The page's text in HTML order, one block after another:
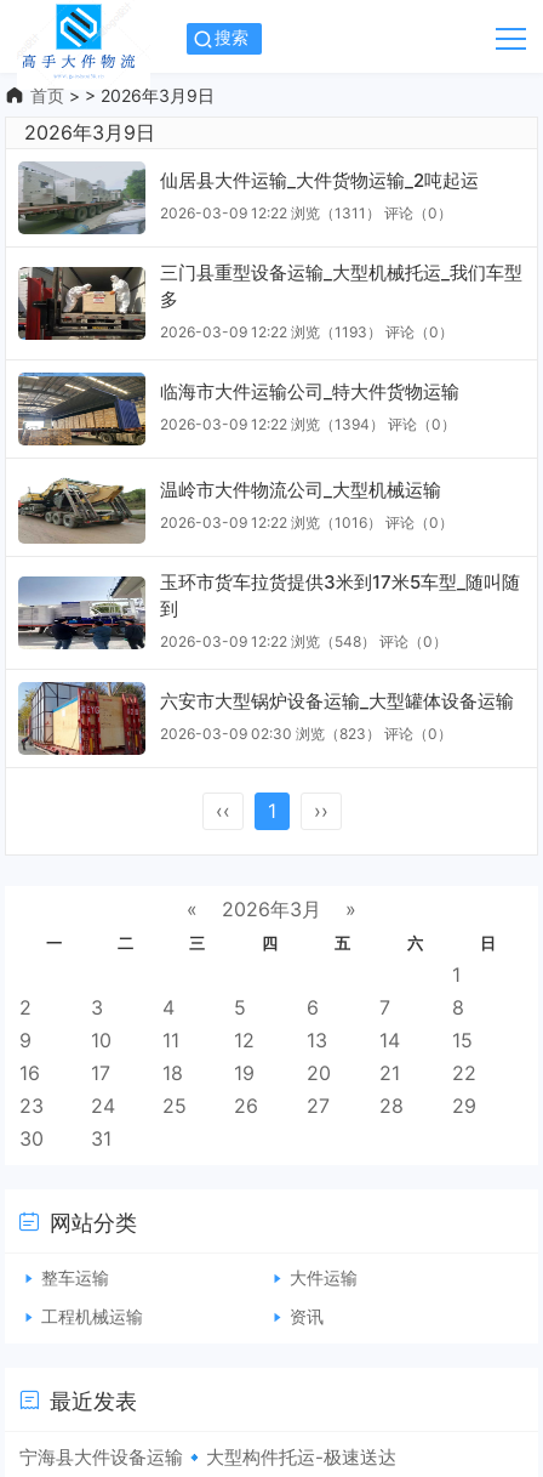
搜索
首页 > > 2026年3月9日
2026年3月9日
仙居县大件运输_大件货物运输_2吨起运
2026-03-09 12:22 浏览（1311） 评论（0 ）
三门县重型设备运输_大型机械托运_我们车型
多
2026-03-09 12:22 浏览（1193） 评论（0 ）
临海市大件运输公司_特大件货物运输
2026-03-09 12:22 浏览（1394） 评论（0 ）
温岭市大件物流公司_大型机械运输
2026-03-09 12:22 浏览（1016） 评论（0 ）
玉环市货车拉货提供3米到17米5车型_随叫随
到
2026-03-09 12:22 浏览（548） 评论（0 ）
六安市大型锅炉设备运输_大型罐体设备运输
2026-03-09 02:30 浏览（823） 评论（0 ）
‹‹ 1 ››
« 2026年3月 »
一 二 三 四 五 六 日
1
2
3 4 5 6 7
8
9
10 11 12 13 14
15
16
17 18 19 20 21
22
23
24 25 26 27 28
29
30
31
网站分类
整车运输
大件运输
工程机械运输
资讯
最近发表
宁海县大件设备运输🔹大型构件托运-极速送达